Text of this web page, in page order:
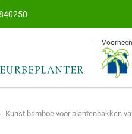
Kunst bamboe voor plantenbakken